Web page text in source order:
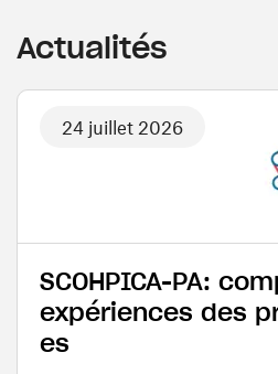
Actualités
24 juillet 2026
SCOHPICA-PA:
expériences des
es